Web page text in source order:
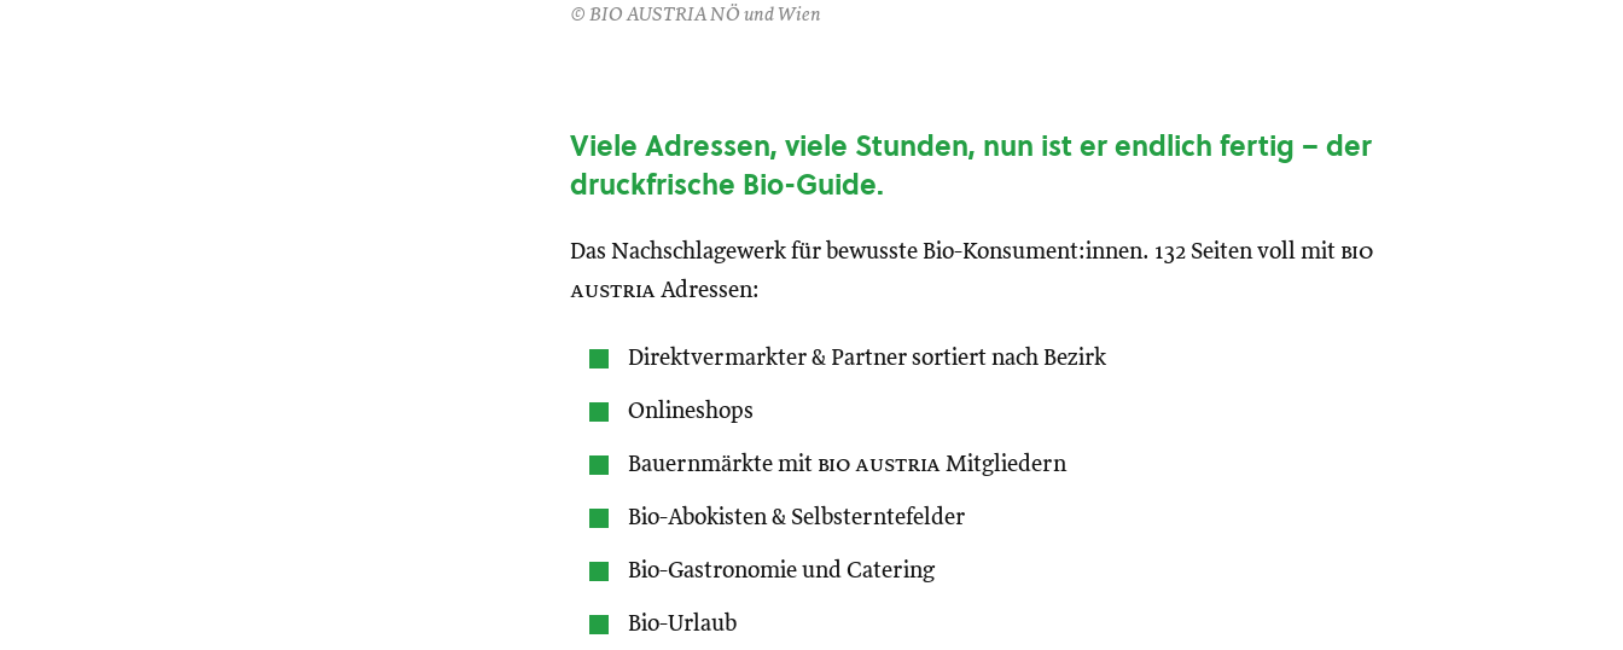
© BIO AUSTRIA NÖ und Wien
Viele Adressen, viele Stunden, nun ist er endlich fertig – der
druckfrische Bio-Guide.
Das Nachschlagewerk für bewusste Bio-Konsument:innen. 132 Seiten voll mit bio
austria Adressen:
Direktvermarkter & Partner sortiert nach Bezirk
Onlineshops
Bauernmärkte mit bio austria Mitgliedern
Bio-Abokisten & Selbsterntefelder
Bio-Gastronomie und Catering
Bio-Urlaub